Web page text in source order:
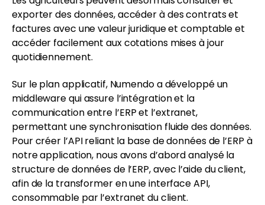
exporter des données, accéder à des contrats et
factures avec une valeur juridique et comptable et
accéder facilement aux cotations mises à jour
quotidiennement.
Sur le plan applicatif, Numendo a développé un
middleware qui assure l’intégration et la
communication entre l’ERP et l’extranet,
permettant une synchronisation fluide des données.
Pour créer l’API reliant la base de données de l’ERP à
notre application, nous avons d’abord analysé la
structure de données de l’ERP, avec l’aide du client,
afin de la transformer en une interface API,
consommable par l’extranet du client.